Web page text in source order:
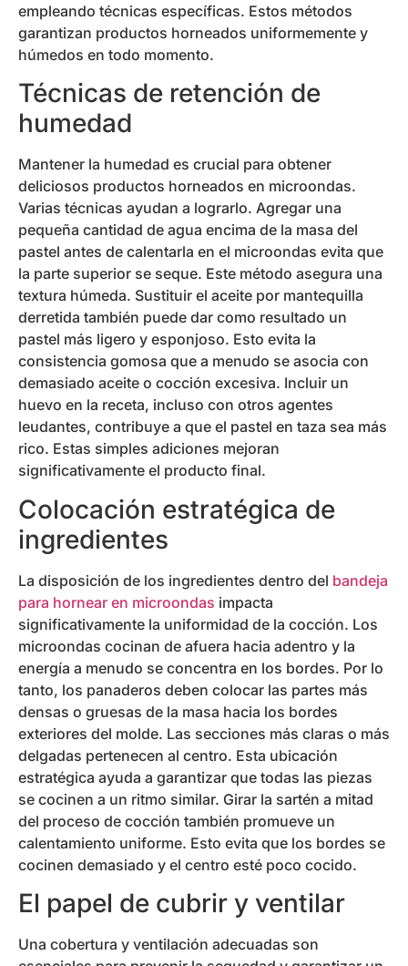
empleando técnicas específicas. Estos métodos
garantizan productos horneados uniformemente y
húmedos en todo momento.
Técnicas de retención de
humedad
Mantener la humedad es crucial para obtener
deliciosos productos horneados en microondas.
Varias técnicas ayudan a lograrlo. Agregar una
pequeña cantidad de agua encima de la masa del
pastel antes de calentarla en el microondas evita que
la parte superior se seque. Este método asegura una
textura húmeda. Sustituir el aceite por mantequilla
derretida también puede dar como resultado un
pastel más ligero y esponjoso. Esto evita la
consistencia gomosa que a menudo se asocia con
demasiado aceite o cocción excesiva. Incluir un
huevo en la receta, incluso con otros agentes
leudantes, contribuye a que el pastel en taza sea más
rico. Estas simples adiciones mejoran
significativamente el producto final.
Colocación estratégica de
ingredientes
La disposición de los ingredientes dentro del bandeja
para hornear en microondas impacta
significativamente la uniformidad de la cocción. Los
microondas cocinan de afuera hacia adentro y la
energía a menudo se concentra en los bordes. Por lo
tanto, los panaderos deben colocar las partes más
densas o gruesas de la masa hacia los bordes
exteriores del molde. Las secciones más claras o más
delgadas pertenecen al centro. Esta ubicación
estratégica ayuda a garantizar que todas las piezas
se cocinen a un ritmo similar. Girar la sartén a mitad
del proceso de cocción también promueve un
calentamiento uniforme. Esto evita que los bordes se
cocinen demasiado y el centro esté poco cocido.
El papel de cubrir y ventilar
Una cobertura y ventilación adecuadas son